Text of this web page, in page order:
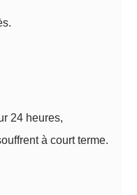
24 heures,
à court terme.